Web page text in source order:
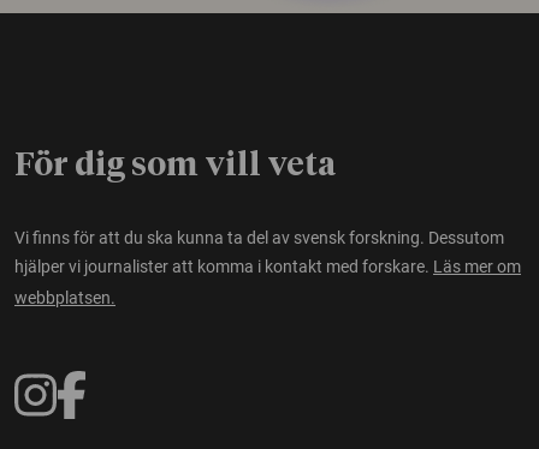
För dig som vill veta
Vi finns för att du ska kunna ta del av svensk forskning. Dessutom
hjälper vi journalister att komma i kontakt med forskare. Läs mer om
webbplatsen.